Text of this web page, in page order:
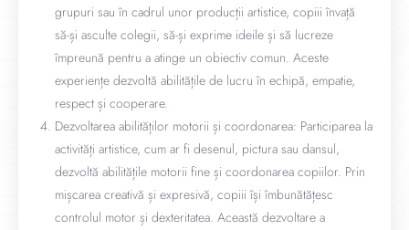
grupuri sau în cadrul unor producții artistice, copiii învață
să-și asculte colegii, să-și exprime ideile și să lucreze
împreună pentru a atinge un obiectiv comun. Aceste
experiențe dezvoltă abilitățile de lucru în echipă, empatie,
respect și cooperare.
Dezvoltarea abilităților motorii și coordonarea: Participarea la
activități artistice, cum ar fi desenul, pictura sau dansul,
dezvoltă abilitățile motorii fine și coordonarea copiilor. Prin
mișcarea creativă și expresivă, copiii își îmbunătățesc
controlul motor și dexteritatea. Această dezvoltare a